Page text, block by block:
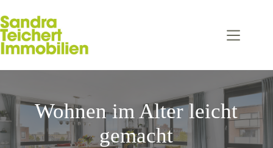
Inhalt
springen
Wohnen im Alter leicht
gemacht